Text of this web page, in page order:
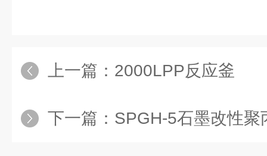
上一篇： 2000LPP反应釜
下一篇： SPGH-5石墨改性聚